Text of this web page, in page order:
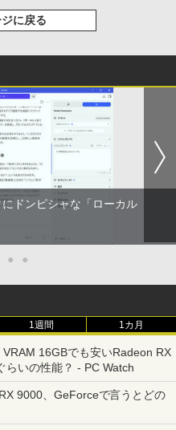
ジに戻る
にドンピシャな「ローカル
● ●
1週間 1カ月
VRAM 16GBでも安いRadeon RX
いの性能？ - PC Watch
9000、GeForceで言うとどの